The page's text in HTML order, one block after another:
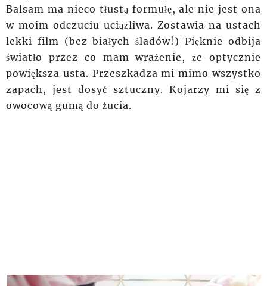
Balsam ma nieco tłustą formułę, ale nie jest ona
w moim odczuciu uciążliwa. Zostawia na ustach
lekki film (bez białych śladów!) Pięknie odbija
światło przez co mamwrażenie , że optycznie
powiększa usta. Przeszkadza mi mimo wszystko
zapach, jest dosyć sztuczny. Kojarzy mi się z
owocową gumą do żucia.